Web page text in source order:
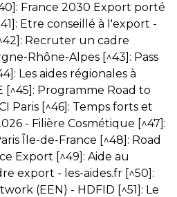
France 2030 Export porté
Etre conseillé à l'export -
Recruter un cadre
Rhône-Alpes [^43]: Pass
Les aides régionales à
[^45]: Programme Road to
Paris [^46]: Temps forts et
- Filière Cosmétique [^47]:
Île-de-France [^48]: Road
Export [^49]: Aide au
export - les-aides.fr [^50]:
(EEN) - HDFID [^51]: Le